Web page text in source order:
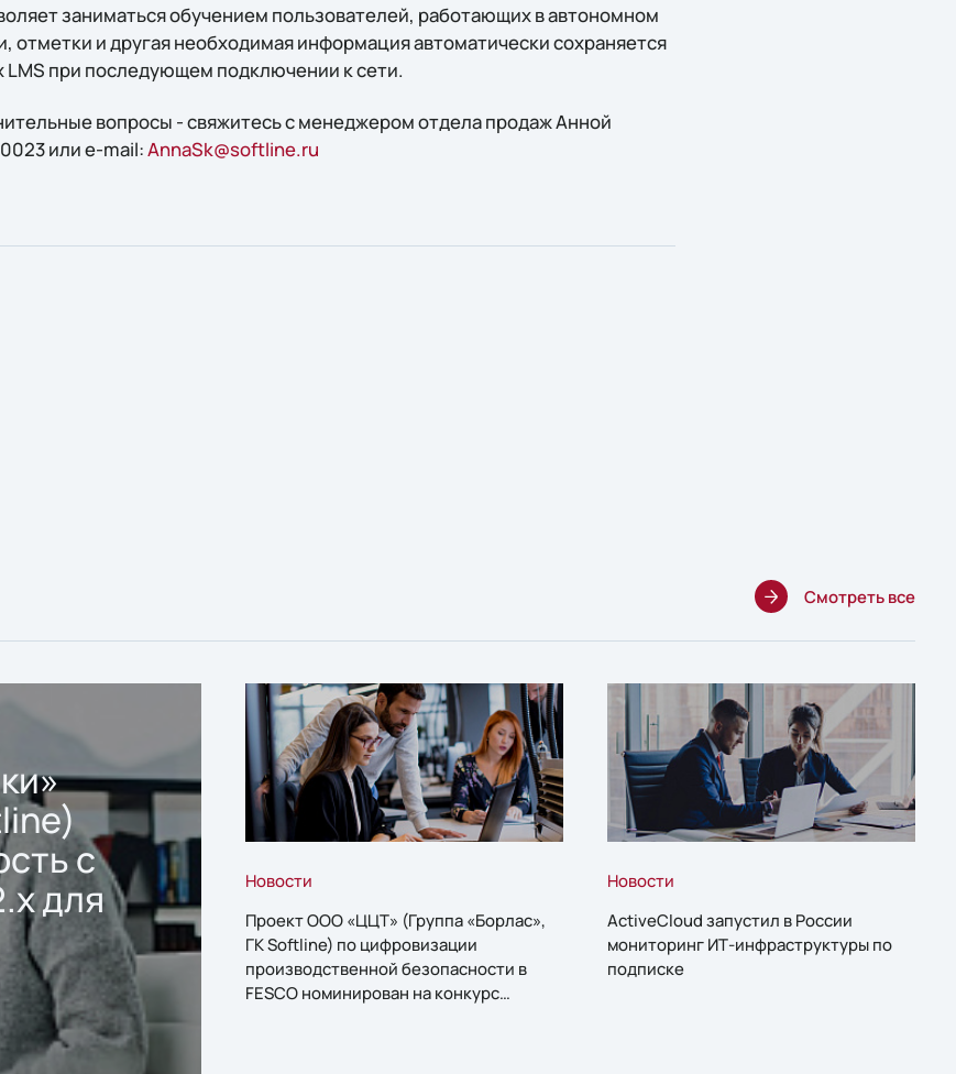
заниматься обучением пользователей, работающих в автономном
и другая необходимая информация автоматически сохраняется
LMS при последующем подключении к сети.
вопросы - свяжитесь с менеджером отдела продаж Анной
или e-mail:AnnaSk@softline.ru
Смотреть все
с
для
Новости
Проект ООО «ЦЦТ» (Группа «Борлас»,
ГК Softline) по цифровизации
производственной безопасности в
FESCO номинирован на конкурс
Новости
ActiveCloud запустил в России
мониторинг ИТ-инфраструктуры по
подписке